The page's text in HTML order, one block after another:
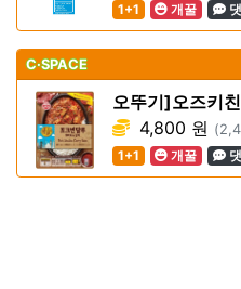
1+1
개꿀
C·SPACE
오뚜기]오즈키
4,800 원
1+1
개꿀